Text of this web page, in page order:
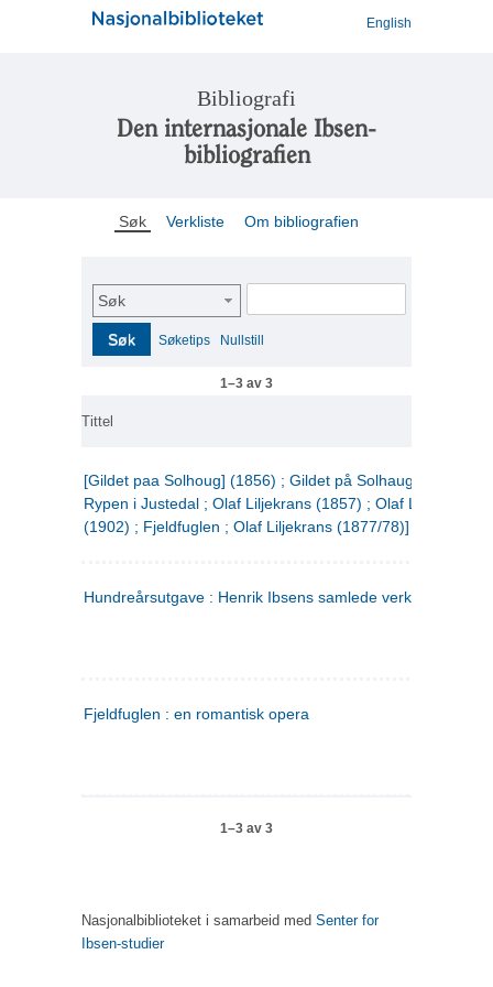
English
Bibliografi
Den internasjonale Ibsen-
bibliografien
Søk Verkliste Om bibliografien
Søk
Søk Søketips Nullstill
1–3 av 3
Tittel
[Gildet paa Solhoug] (1856) ; Gildet på Solhaug (1883) ;
Rypen i Justedal ; Olaf Liljekrans (1857) ; Olaf Liljekrans
(1902) ; Fjeldfuglen ; Olaf Liljekrans (1877/78)]
Hundreårsutgave : Henrik Ibsens samlede verker. 3
Fjeldfuglen : en romantisk opera
1–3 av 3
Nasjonalbiblioteket i samarbeid med Senter for
Ibsen-studier